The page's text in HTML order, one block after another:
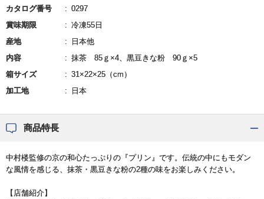
カタログ番号
0297
賞味期限
冷凍55日
産地
日本他
内容
抹茶 85ｇ×4、黒豆きな粉 90ｇ×5
箱サイズ
31×22×25（cm）
加工地
日本
商品特長
中村楼監修の京の和心たっぷりの『プリン』です。伝統の中にもモダン
な風情を感じる、抹茶・黒豆きな粉の2種の味をお楽しみください。
【店舗紹介】